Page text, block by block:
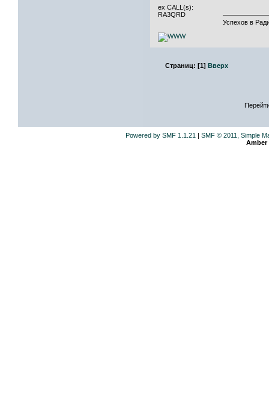
ex CALL(s):
RA3QRD
Успехов в
Страниц: [1] Вверх
Powered by SMF 1.1.21 | SMF © 2011, Simple
Amber